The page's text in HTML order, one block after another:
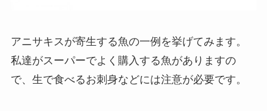
アニサキスが寄生する魚の一例を挙げてみます。
私達がスーパーでよく購入する魚がありますの
で、 生で食べるお刺身などには注意が必要です。